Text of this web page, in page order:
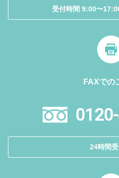
受付時間 9:00〜
FAXでの
24時間